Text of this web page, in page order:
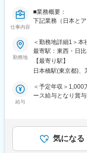
変更の範囲：当社
■業務の特徴
・インドネシア（
す。
・入社後はJトラス
だきます。
・現地試験合格お
・承認までの期間
務へ関与いただき
でのキャリアアッ
仕事内容
■業務概要：
下記業務（日本と
入社当初はご経験
シンガポールへ転
ながらできること
ーシング業務から
して活躍いただく
■業務詳細：
・業務提携アドバ
・企業買収アドバイ
勤務地
＜勤務地詳細1＞
最寄駅：東西・日
場所あり＜勤務地
喫煙対策：屋内全
【最寄り駅】
日本橋駅(東京都)、
給与
＜予定年収＞
ース給与となり賞
じて配分されます
通じて上下する可
表記です。
気になる